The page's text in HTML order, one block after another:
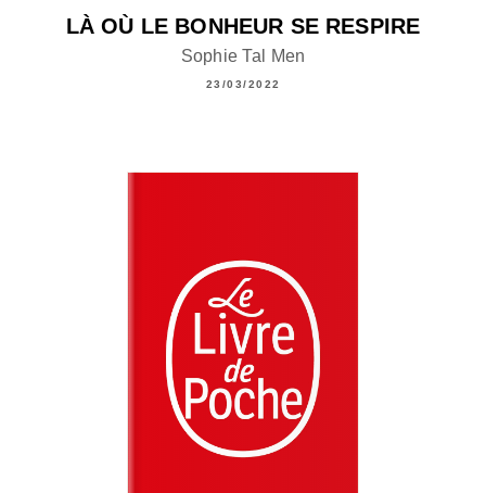
LÀ OÙ LE BONHEUR SE RESPIRE
Sophie Tal Men
23/03/2022